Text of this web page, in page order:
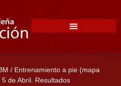
/ Entrenamiento a pie (mapa
de Abril. Resultados